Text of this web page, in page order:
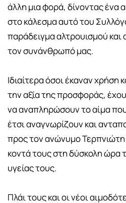
άλλη μια φορά, δίνοντας ένα
στο κάλεσμα αυτό του
παράδειγμα αλτρουισμού
τον συνάνθρωπό μας.
Ιδιαίτερα όσοι έκαναν χρήση
την αξία της προσφοράς,
να αναπληρώσουν το αίμα
έτσι αναγνωρίζουν και
προς τον ανώνυμο
κοντά τους στη δύσκολη ώρα
υγείας τους.
Πλάι τους και οι νέοι